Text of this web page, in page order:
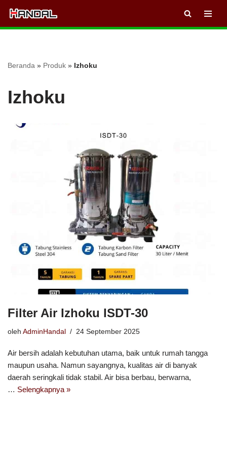
Lompat
Beranda » Produk » Izhoku
Izhoku
Filter Air Izhoku ISDT-30
oleh AdminHandal 24 September 2025
Air bersih adalah kebutuhan utama, baik untuk rumah tangga
maupun usaha. Namun sayangnya, kualitas air di banyak
daerah seringkali tidak stabil. Air bisa berbau, berwarna,
… Selengkapnya »